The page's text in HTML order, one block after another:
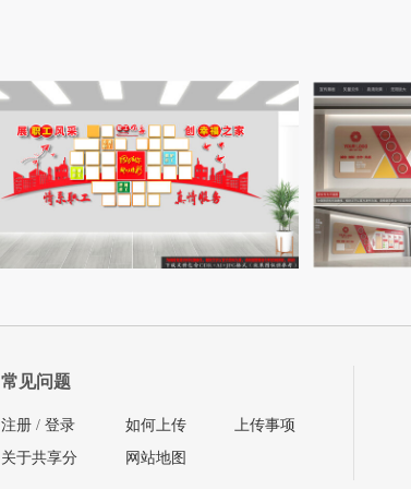
常见问题
注册 / 登录
关于共享分
如何上传
网站地图
上传事项